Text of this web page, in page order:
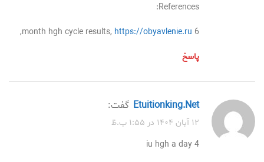
References:
6 month hgh cycle results,
https://obyavlenie.ru
,
پاسخ
etuitionking.Net گفت:
۱۲ آبان ۱۴۰۴ در ۱:۵۵ ب.ظ
4 iu hgh a day